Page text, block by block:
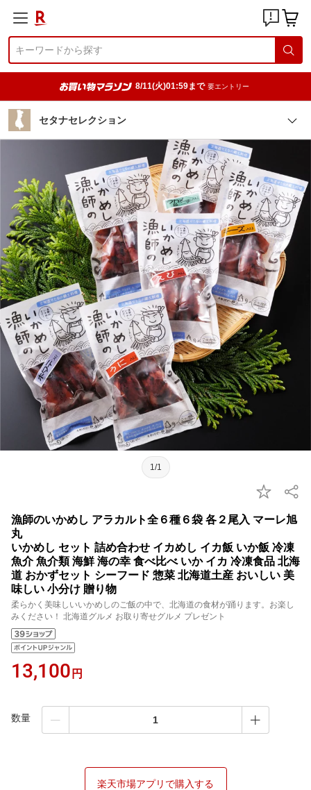
8/11(火)01:59まで 要エントリー
セタナセレクション
1/1
漁師のいかめし アラカルト全６種６袋 各２尾入 マーレ旭
丸
いかめし セット 詰め合わせ イカめし イカ飯 いか飯 冷凍
魚介 魚介類 海鮮 海の幸 食べ比べ いか イカ 冷凍食品 北海
道 おかずセット シーフード 惣菜 北海道土産 おいしい 美
味しい 小分け 贈り物
柔らかく美味しいいかめしのご飯の中で、北海道の食材が踊ります。お楽し
みください！ 北海道グルメ お取り寄せグルメ プレゼント
13,100 円
数量
楽天市場アプリで購入する